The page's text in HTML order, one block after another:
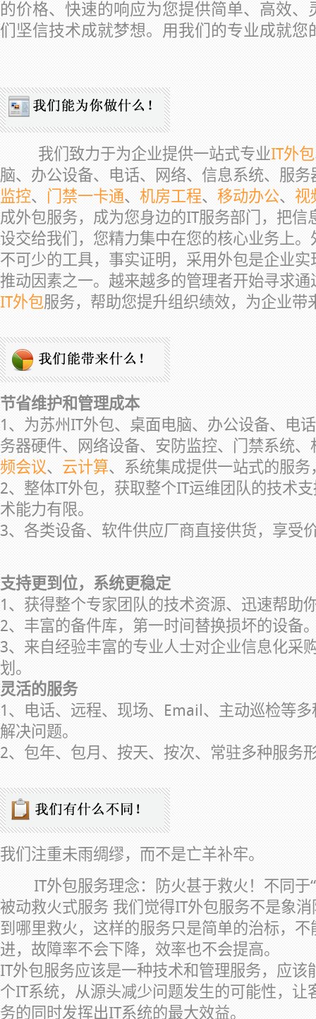
的价格、快速的响应为您提供简单、高效、
们坚信技术成就梦想。用我们的专业成就您
我们致力于为企业提供一站式专业IT外包
脑、办公设备、电话、网络、信息系统、服
监控、 门禁一卡通、 机房工程、 移动办公、 视
成外包服务，成为您身边的IT服务部门，把信
设交给我们，您精力集中在您的核心业务上
不可少的工具，事实证明，采用外包是企业
推动因素之一。越来越多的管理者开始寻求通
IT外包服务，帮助您提升组织绩效，为企业带
节省维护和管理成本
1、为苏州IT外包、桌面电脑、办公设备、电
务器硬件、网络设备、安防监控、门禁系统、
频会议、 云计算、系统集成提供一站式的服
2、整体IT外包，获取整个IT运维团队的技术
术能力有限。
3、各类设备、软件供应厂商直接供货，享受
支持更到位，系统更稳定
1、获得整个专家团队的技术资源、迅速帮助
2、丰富的备件库，第一时间替换损坏的设备
3、来自经验丰富的专业人士对企业信息化采
划。
灵活的服务
1、电话、远程、现场、Email、主动巡检等
解决问题。
2、包年、包月、按天、按次、常驻多种服务
我们注重未雨绸缪，而不是亡羊补牢。
IT外包服务理念：防火甚于救火！不同于“
被动救火式服务 我们觉得IT外包服务不是象
到哪里救火，这样的服务只是简单的治标，
进，故障率不会下降，效率也不会提高。
IT外包服务应该是一种技术和管理服务，应该
个IT系统，从源头减少问题发生的可能性，让
务的同时发挥出IT系统的最大效益。